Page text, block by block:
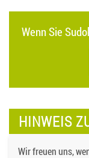
Wenn Sie
HINWEIS
Wir freuen uns,